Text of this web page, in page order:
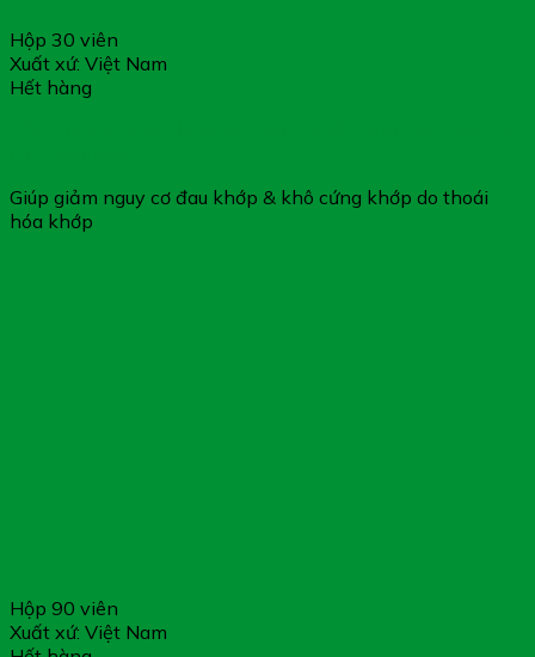
Hộp 30 viên
Xuất xứ: Việt Nam
Hết hàng
Giúp giảm nguy cơ đau khớp & khô cứng khớp do thoái
hóa khớp
Hộp 90 viên
Xuất xứ: Việt Nam